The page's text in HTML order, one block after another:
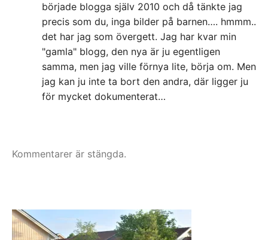
började blogga själv 2010 och då tänkte jag
precis som du, inga bilder på barnen…. hmmm..
det har jag som övergett. Jag har kvar min
"gamla" blogg, den nya är ju egentligen
samma, men jag ville förnya lite, börja om. Men
jag kan ju inte ta bort den andra, där ligger ju
för mycket dokumenterat…
Kommentarer är stängda.